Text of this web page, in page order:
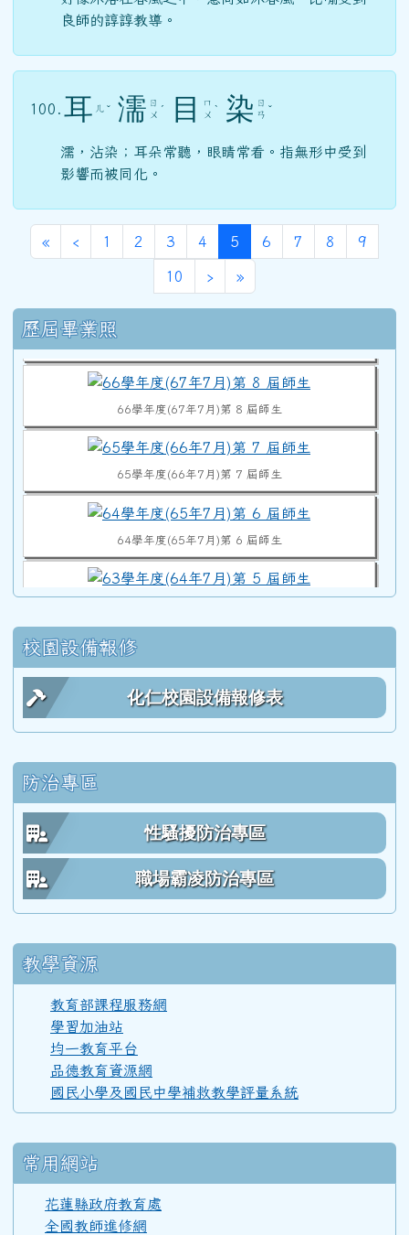
良師的諄諄教導。
100. 耳 ㄦ ˇ 濡 ㄖ
ㄨ ˊ 目
ㄇ
ㄨ ˋ 染 ㄖ
ㄢ ˇ
濡，沾染；耳朵常聽，眼睛常看。指無形中受到
影響而被同化。
«第一頁
‹ 上一頁
1 2 3 4 5 (目前頁次)
6 7 8 9
10 ›下一頁
»最後頁
右邊區域內容
歷屆畢業照
70學年度(71年7月)第12屆師生
66學年度(67年7月)第 8 屆師生
65學年度(66年7月)第 7 屆師生
64學年度(65年7月)第 6 屆師生
63學年度(64年7月)第 5 屆師生
62學年度(63年7月)第 4 屆師生合照
61學年度(62年7月)第 3 屆師生
59學年度(60年7月)第 1 屆師生
校園設備報修
化仁校園設備報修表
防治專區
性騷擾防治專區
職場霸凌防治專區
教學資源
教育部課程服務網
學習加油站
均一教育平台
品德教育資源網
國民小學及國民中學補救教學評量系統
常用網站
花蓮縣政府教育處
全國教師進修網